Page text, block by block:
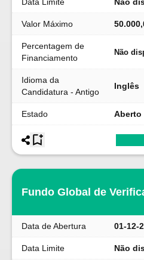
Valor Máximo
Percentagem de
Financiamento
Não
Idioma da
Candidatura - Antigo
Inglês
Estado Aberto
Fundo Global de
Data de Abertura 01-12-
Data Limite Não